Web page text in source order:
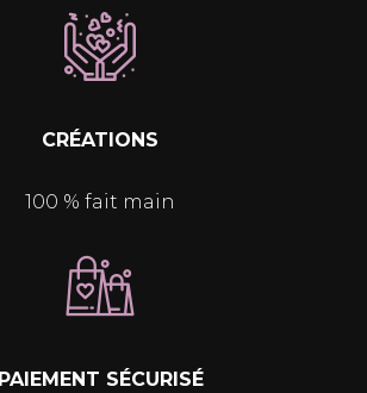
CRÉATIONS
100 % fait main
PAIEMENT SÉCURISÉ